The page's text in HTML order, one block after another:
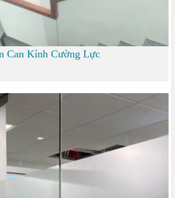
Can Kính Cường Lực